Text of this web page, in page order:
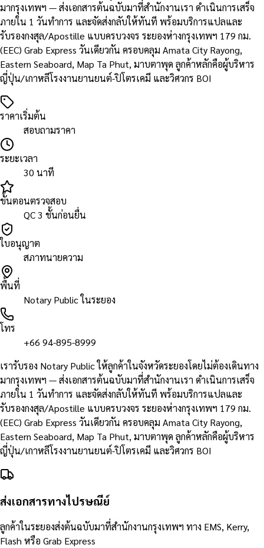
มากรุงเทพฯ — ส่งเอกสารต้นฉบับมาที่สำนักงานเรา ดำเนินการเสร็จ
ภายใน 1 วันทำการ และจัดส่งกลับให้ทันที พร้อมบริการแปลและ
รับรองกงสุล/Apostille แบบครบวงจร ระยองห่างกรุงเทพฯ 179 กม.
(EEC) Grab Express วันเดียวกัน ครอบคลุม Amata City Rayong,
Eastern Seaboard, Map Ta Phut, มาบตาพุด ลูกค้าหลักคือผู้บริหาร
ญี่ปุ่น/เกาหลีโรงงานยานยนต์-ปิโตรเคมี และวิศวกร BOI
ราคาเริ่มต้น
สอบถามราคา
ระยะเวลา
30 นาที
ขั้นตอนตรวจสอบ
QC 3 ชั้นก่อนยื่น
ใบอนุญาต
สภาทนายความ
พื้นที่
Notary Public ในระยอง
โทร
+66 94-895-8999
เรารับรอง Notary Public ให้ลูกค้าในจังหวัดระยองโดยไม่ต้องเดินทาง
มากรุงเทพฯ — ส่งเอกสารต้นฉบับมาที่สำนักงานเรา ดำเนินการเสร็จ
ภายใน 1 วันทำการ และจัดส่งกลับให้ทันที พร้อมบริการแปลและ
รับรองกงสุล/Apostille แบบครบวงจร ระยองห่างกรุงเทพฯ 179 กม.
(EEC) Grab Express วันเดียวกัน ครอบคลุม Amata City Rayong,
Eastern Seaboard, Map Ta Phut, มาบตาพุด ลูกค้าหลักคือผู้บริหาร
ญี่ปุ่น/เกาหลีโรงงานยานยนต์-ปิโตรเคมี และวิศวกร BOI
ส่งเอกสารทางไปรษณีย์
ลูกค้าในระยองส่งต้นฉบับมาที่สำนักงานกรุงเทพฯ ทาง EMS, Kerry,
Flash หรือ Grab Express